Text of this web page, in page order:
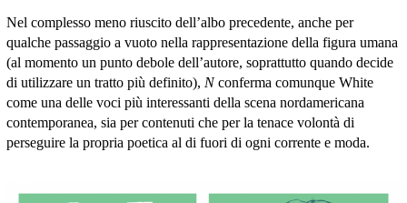
Nel complesso meno riuscito dell’albo precedente, anche per
qualche passaggio a vuoto nella rappresentazione della figura umana
(al momento un punto debole dell’autore, soprattutto quando decide
di utilizzare un tratto più definito), Nconferma comunque White
come una delle voci più interessanti della scena nordamericana
contemporanea, sia per contenuti che per la tenace volontà di
perseguire la propria poetica al di fuori di ogni corrente e moda.